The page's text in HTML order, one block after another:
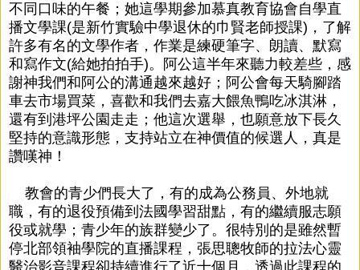
不同口味的午餐；她這學期參加慕真教育協會自學直
播文學課(是新竹實驗中學退休的巾賢老師授課)，了解
許多有名的文學作者，作業是練硬筆字、朗讀、默寫
和寫作文(給她拍拍手)。阿公這半年來聽力較差些，感
謝神我們和阿公的溝通越來越好；阿公會每天騎腳踏
車去市場買菜，喜歡和我們去嘉大餵魚鴨吃冰淇淋，
還有到港坪公園走走；他這次選舉，也願意放下長久
堅持的意識形態，支持站立在神價值的候選人，真是
讚嘆神！
教會的青少們長大了，有的成為公務員、外地就
職，有的退役預備到法國學習甜點，有的繼續服志願
役或就學；青少年的族群變少了。很特別的是雖然暫
停北部領袖學院的直播課程，張思聰牧師的拉法心靈